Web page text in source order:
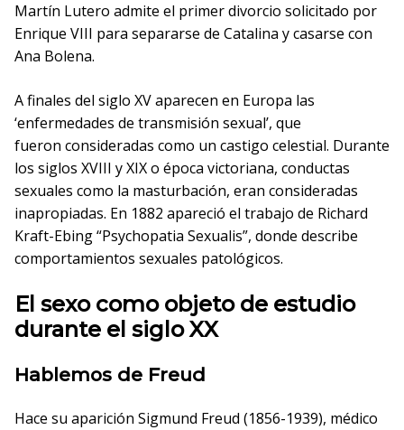
Martín Lutero admite el primer divorcio solicitado por
Enrique VIII para separarse de Catalina y casarse con
Ana Bolena.
A finales del siglo XV aparecen en Europa las
‘enfermedades de transmisión sexual’, que
fueron consideradas como un castigo celestial. Durante
los siglos XVIII y XIX o época victoriana, conductas
sexuales como la masturbación, eran consideradas
inapropiadas. En 1882 apareció el trabajo de Richard
Kraft-Ebing “Psychopatia Sexualis”, donde describe
comportamientos sexuales patológicos.
El sexo como objeto de estudio
durante el siglo XX
Hablemos de Freud
Hace su aparición Sigmund Freud (1856-1939), médico